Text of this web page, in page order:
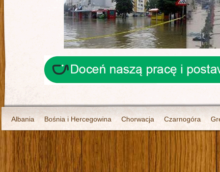
Albania Bośnia i Hercegowina Chorwacja Czarnogóra